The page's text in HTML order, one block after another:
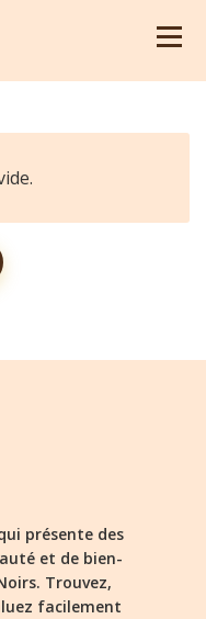
présente des
et de bien-
Trouvez,
facilement